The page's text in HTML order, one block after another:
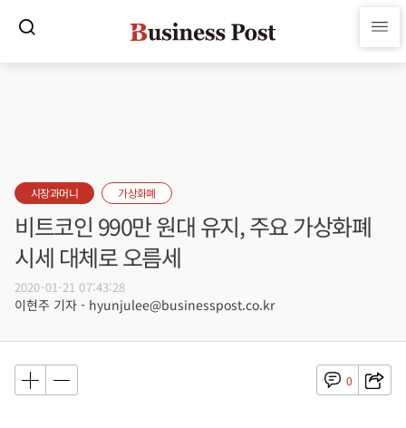
시장과머니 가상화폐
비트코인 990만 원대 유지, 주요 가상화폐
시세 대체로 오름세
2020-01-21 07:43:28
이현주 기자 - hyunjulee@businesspost.co.kr
0